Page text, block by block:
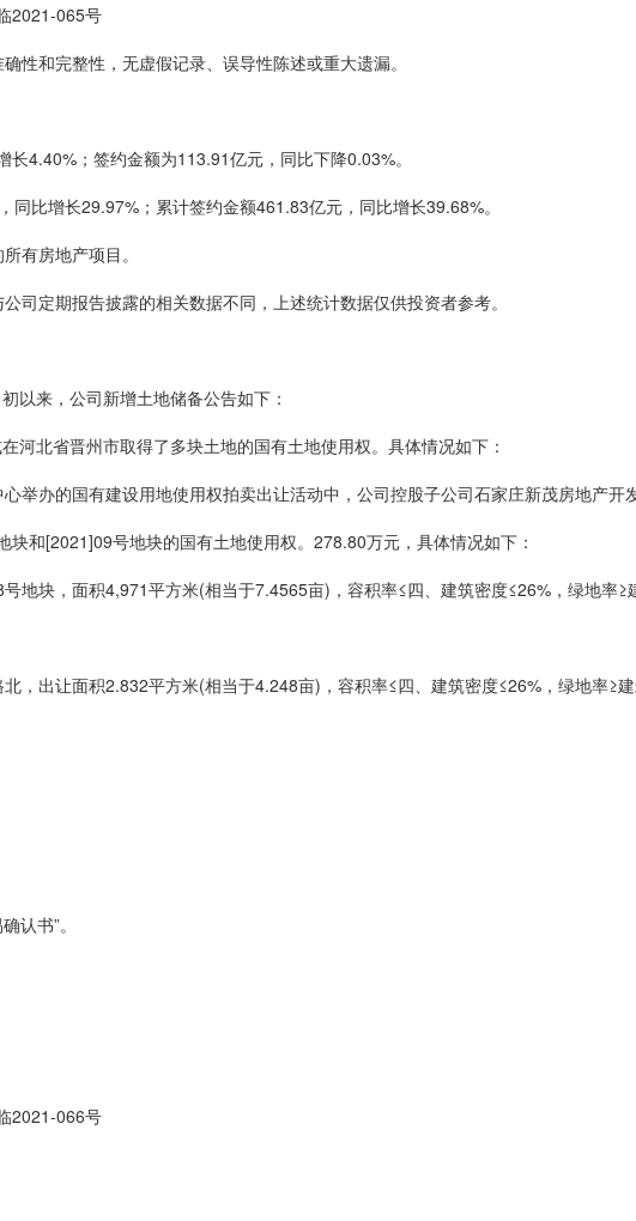
2021-065号
性和完整性，无虚假记录、误导性陈述或重大遗漏。
4.40%；签约金额为113.91亿元，同比下降0.03%。
比增长29.97%；累计签约金额461.83亿元，同比增长39.68%。
有房地产项目。
司定期报告披露的相关数据不同，上述统计数据仅供投资者参考。
以来，公司新增土地储备公告如下：
河北省晋州市取得了多块土地的国有土地使用权。具体情况如下：
举办的国有建设用地使用权拍卖出让活动中，公司控股子公司石家庄新茂房地产开
和[2021]09号地块的国有土地使用权。278.80万元，具体情况如下：
地块，面积4,971平方米(相当于7.4565亩)，容积率≤四、建筑密度≤26%，绿地率
，出让面积2.832平方米(相当于4.248亩)，容积率≤四、建筑密度≤26%，绿地率≥
认书”。
2021-066号